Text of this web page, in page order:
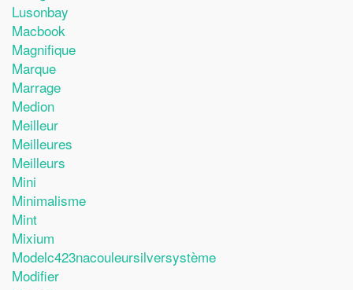
Lusonbay
Macbook
Magnifique
Marque
Marrage
Medion
Meilleur
Meilleures
Meilleurs
Mini
Minimalisme
Mint
Mixium
Modelc423nacouleursilversystème
Modifier